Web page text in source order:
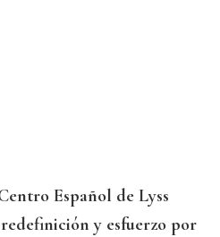
Español de Lyss
y esfuerzo por